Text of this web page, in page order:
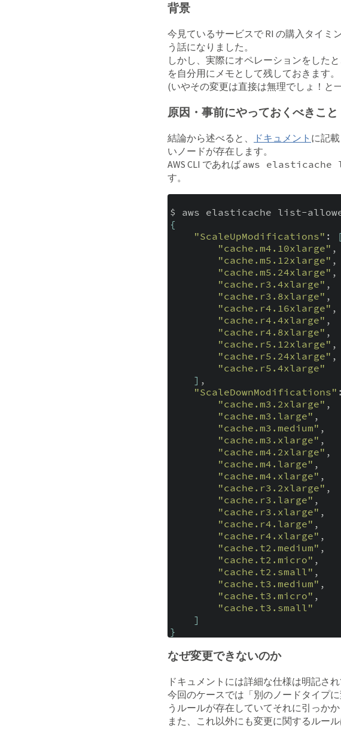
背景
今見ているサービスで RI の購入タイミ
う話になりました。
しかし、実際にオペレーションをした
を自分用にメモとして残しておきます。
(いやその変更は直接は無理でしょ！と
原因・事前にやっておくべきこと
結論から述べると、 ドキュメント に記
いノードが存在します。
AWS CLI であれば aws
す。
{
"ScaleUpModifications" :
"cache.m4.10xlarge" ,
"cache.m5.12xlarge" ,
"cache.m5.24xlarge" ,
"cache.r3.4xlarge" ,
"cache.r3.8xlarge" ,
"cache.r4.16xlarge" ,
"cache.r4.4xlarge" ,
"cache.r4.8xlarge" ,
"cache.r5.12xlarge" ,
"cache.r5.24xlarge" ,
"cache.r5.4xlarge"
] ,
"ScaleDownModifications"
"cache.m3.2xlarge" ,
"cache.m3.large" ,
"cache.m3.medium" ,
"cache.m3.xlarge" ,
"cache.m4.2xlarge" ,
"cache.m4.large" ,
"cache.m4.xlarge" ,
"cache.r3.2xlarge" ,
"cache.r3.large" ,
"cache.r3.xlarge" ,
"cache.r4.large" ,
"cache.r4.xlarge" ,
"cache.t2.medium" ,
"cache.t2.micro" ,
"cache.t2.small" ,
"cache.t3.medium" ,
"cache.t3.micro" ,
"cache.t3.small"
]
}
なぜ変更できないのか
ドキュメントには詳細な仕様は明記され
今回のケースでは「別のノードタイプ
うルールが存在していてそれに引っか
また、これ以外にも変更に関するルー